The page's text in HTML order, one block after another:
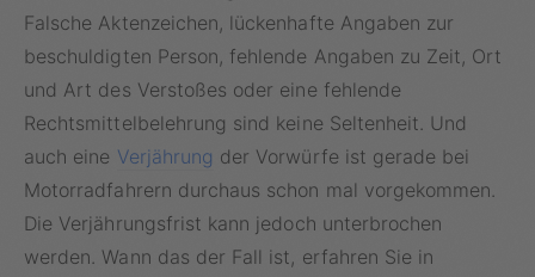
Falsche Aktenzeichen, lückenhafte Angaben zur
beschuldigten Person, fehlende Angaben zu Zeit, Ort
und Art des Verstoßes oder eine fehlende
Rechtsmittelbelehrung sind keine Seltenheit. Und
auch eine Verjährung der Vorwürfe ist gerade bei
Motorradfahrern durchaus schon mal vorgekommen.
Die Verjährungsfrist kann jedoch unterbrochen
werden. Wann das der Fall ist, erfahren Sie in